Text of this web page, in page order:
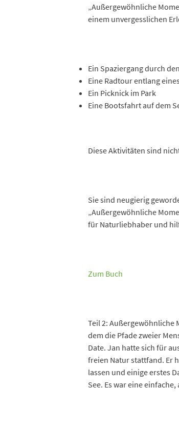
„Außergewöhnliche
einem unvergesslichen
Ein Spaziergang durch
Eine Radtour entlang
Ein Picknick im Park
Eine Bootsfahrt auf dem
Diese Aktivitäten sind
Sie sind neugierig
„Außergewöhnliche
für Naturliebhaber und
Zum Buch
Teil 2: Außergewöhnliche
dem die Pfade zweier
Date. Jan hatte sich für
freien Natur stattfand. Er
lassen und einige erstes
See. Es war eine